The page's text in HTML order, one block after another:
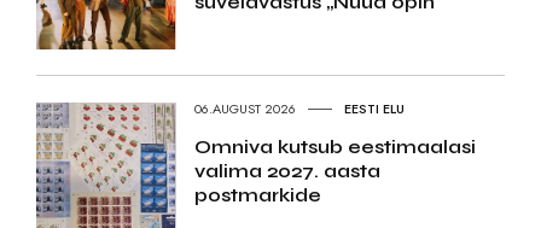
06.AUGUST 2026 EESTI ELU
Omniva kutsub eestimaalasi
valima 2027. aasta
postmarkide